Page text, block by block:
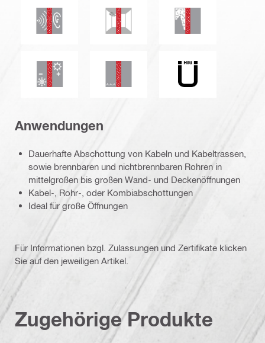
Schalldämmung Schimmel- und Mehltaubeständigkeit
Rauch- und
WärmedämmungWasserdichtigkeitUE_Logo_de_PDP
Anwendungen
Dauerhafte Abschottung von Kabeln und Kabeltrassen,
sowie brennbaren und nichtbrennbaren Rohren in
mittelgroßen bis großen Wand- und Deckenöffnungen
Kabel-, Rohr-, oder Kombiabschottungen
Ideal für große Öffnungen
Für Informationen bzgl. Zulassungen und Zertifikate klicken
Sie auf den jeweiligen Artikel.
Zugehörige Produkte